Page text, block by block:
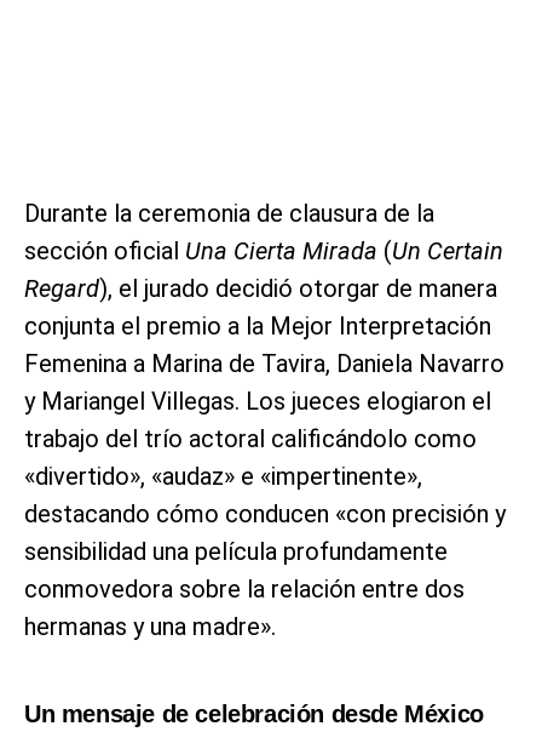
Durante la ceremonia de clausura de la
sección oficial Una Cierta Mirada (Un Certain
Regard), el jurado decidió otorgar de manera
conjunta el premio a la Mejor Interpretación
Femenina a Marina de Tavira, Daniela Navarro
y Mariangel Villegas. Los jueces elogiaron el
trabajo del trío actoral calificándolo como
«divertido», «audaz» e «impertinente»,
destacando cómo conducen «con precisión y
sensibilidad una película profundamente
conmovedora sobre la relación entre dos
hermanas y una madre».
Un mensaje de celebración desde México